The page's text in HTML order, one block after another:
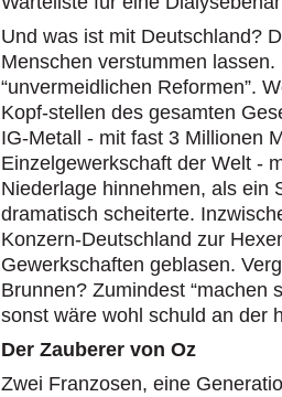
Und was ist mit Deutschland?
Menschen verstummen
“unvermeidlichen Reformen”.
Kopf-stellen des gesamten
IG-Metall - mit fast 3 Millionen
Einzelgewerkschaft der Welt -
Niederlage hinnehmen, als ein
dramatisch scheiterte.
Konzern-Deutschland zur
Gewerkschaften geblasen.
Brunnen? Zumindest “machen
sonst wäre wohl schuld an der
Der Zauberer von Oz
Zwei Franzosen, eine